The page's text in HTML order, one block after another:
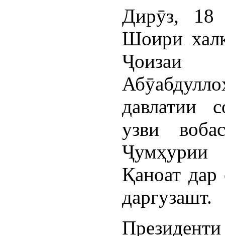
Дирӯз,
Шоири
Ҷоизаи
давлатии
узви
Қаноат
даргузашт.